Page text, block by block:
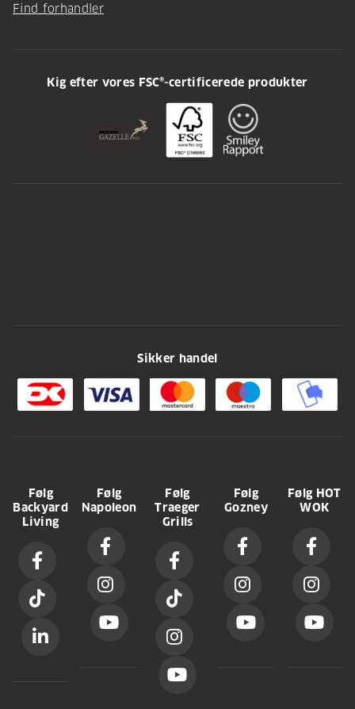
Find forhandler
Kig efter vores FSC®-certificerede produkter
Sikker handel
Følg
Backyard
Living
Følg
Napoleon
Følg
Traeger
Grills
Følg
Gozney
Følg HOT
WOK